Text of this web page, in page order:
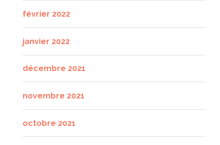
février 2022
janvier 2022
décembre 2021
novembre 2021
octobre 2021